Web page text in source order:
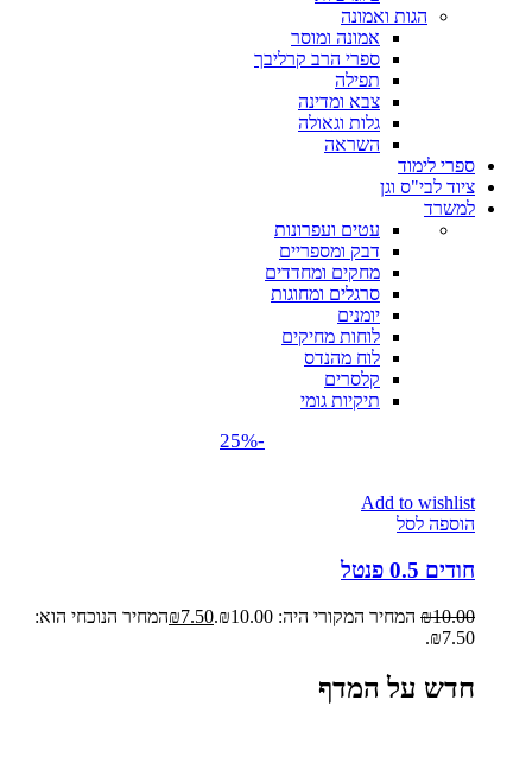
הגות ואמונה
אמונה ומוסר
ספרי הרב קרליבך
תפילה
צבא ומדינה
גלות וגאולה
השראה
ספרי לימוד
ציוד לבי"ס וגן
למשרד
עטים ועפרונות
דבק ומספריים
מחקים ומחדדים
סרגלים ומחוגות
יומנים
לוחות מחיקים
לוח מהנדס
קלסרים
תיקיות גומי
-25%
Add to wishlist
הוספה לסל
חודים 0.5 פנטל
₪10.00 המחיר המקורי היה: ₪10.00. ₪7.50
המחיר הנוכחי הוא:
₪7.50.
חדש על המדף